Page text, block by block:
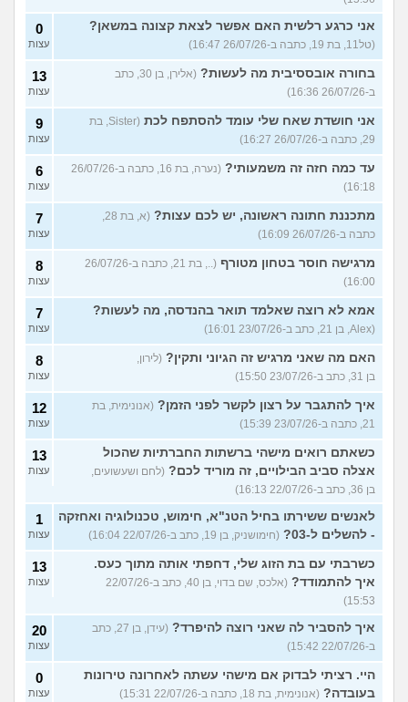
אני כרגע רלשית האם אפשר לצאת קצונה במשאן?
(טל11, בת 19, כתבה ב-26/07/26 16:47)
0
עצות
בחורה אובססיבית מה לעשות?
(אלירן, בן 30, כתב
ב-26/07/26 16:36)
13
עצות
אני חושדת שאח שלי עומד להסתפח לכת
(Sister, בת
29, כתבה ב-26/07/26 16:27)
9
עצות
עד כמה חזה זה משמעותי?
(נערה, בת 16, כתבה ב-26/07/26
16:18)
6
עצות
מתכננת חתונה ראשונה, יש לכם עצות?
(א, בת 28,
כתבה ב-26/07/26 16:09)
7
עצות
מרגישה חוסר בטחון מטורף
(.., בת 21, כתבה ב-26/07/26
16:00)
8
עצות
אמא לא רוצה שאלמד תואר בהנדסה, מה לעשות?
(Alex, בן 21, כתב ב-23/07/26 16:01)
7
עצות
האם מה שאני מרגיש זה הגיוני ותקין? (לירון,
בן 31, כתב ב-23/07/26 15:50)
8
עצות
איך להתגבר על רצון לקשר לפני הזמן? (אנונימית, בת
21, כתבה ב-23/07/26 15:39)
12
עצות
כשאתם רואים מישהי ברשתות החברתיות שהכול
אצלה סביב הבילויים, זה מוריד לכם? (לחם ושעשועים,
בן 36, כתב ב-22/07/26 16:13)
13
עצות
לאנשים ששירתו בחיל הטנ"א, חימוש, טכנולוגיה ואחזקה
- להשלים ל-03?
(חימושניק, בן 19, כתב ב-22/07/26 16:04)
1
עצות
כשרבתי עם בת הזוג שלי, דחפתי אותה מתוך כעס.
איך להתמודד?
(אלכס, שם בדוי, בן 40, כתב ב-22/07/26
15:53)
13
עצות
איך להסביר לה שאני רוצה להיפרד?
(עידן, בן 27, כתב
ב-22/07/26 15:42)
20
עצות
היי. רציתי לבדוק אם מישהי עשתה לאחרונה טירונות
בעובדה? (אנונימית, בת 18, כתבה ב-22/07/26 15:31)
0
עצות